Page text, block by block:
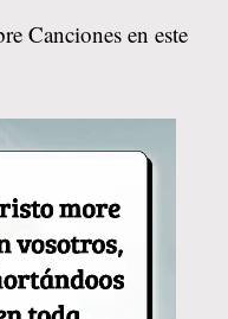
Canciones en este